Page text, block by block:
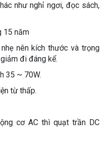
như nghỉ ngơi, đọc sách,
15 năm
nên kích thước và trọng
đi đáng kể.
35 ~ 70W.
từ thấp.
cơ AC thì quạt trần DC